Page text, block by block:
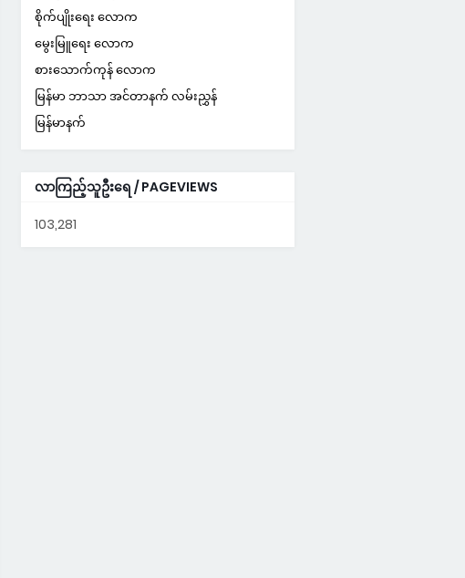
စိုက်ပျိုးရေး လောက
မွေးမြူရေး လောက
စားသောက်ကုန် လောက
မြန်မာ ဘာသာ အင်တာနက် လမ်းညွှန်
မြန်မာနက်
လာကြည့်သူဦးရေ / PAGEVIEWS
103,281